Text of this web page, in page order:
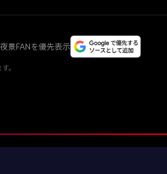
景FANを優先表示
。